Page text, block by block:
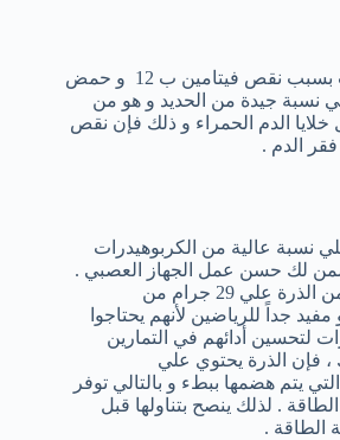
و ذلك لأن فقر الدم يحدث بسبب نقص فيتامين ب 12 و حمض
نسبة جيدة من الحديد و هو من
خلايا الدم الحمراء و ذلك فإن نقص
الدم .
نسبة عالية من الكربوهيدرات
لك حسن عمل الجهاز العصبي .
حيث يوفر الكوب الواحد من الذرة علي 29 جرام من
جداً للرياضين لأنهم يحتاجوا
لتحسين أدائهم في التمارين
، فإن الذرة يحتوي علي
يتم هضمها ببطء و بالتالي توفر
. لذلك ينصح بتناولها قبل
.